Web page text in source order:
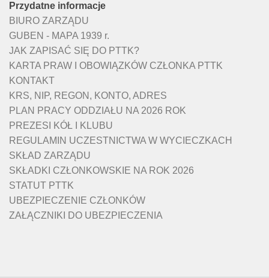
Przydatne informacje
BIURO ZARZĄDU
GUBEN - MAPA 1939 r.
JAK ZAPISAĆ SIĘ DO PTTK?
KARTA PRAW I OBOWIĄZKÓW CZŁONKA PTTK
KONTAKT
KRS, NIP, REGON, KONTO, ADRES
PLAN PRACY ODDZIAŁU NA 2026 ROK
PREZESI KÓŁ I KLUBU
REGULAMIN UCZESTNICTWA W WYCIECZKACH
SKŁAD ZARZĄDU
SKŁADKI CZŁONKOWSKIE NA ROK 2026
STATUT PTTK
UBEZPIECZENIE CZŁONKÓW
ZAŁĄCZNIKI DO UBEZPIECZENIA